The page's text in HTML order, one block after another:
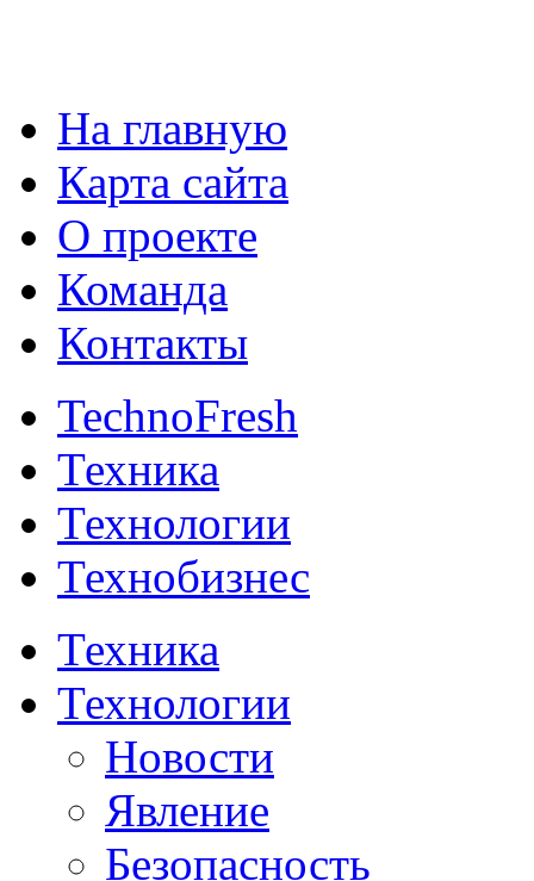
На главную
Карта сайта
О проекте
Команда
Контакты
TechnoFresh
Техника
Технологии
Технобизнес
Техника
Технологии
Новости
Явление
Безопасность